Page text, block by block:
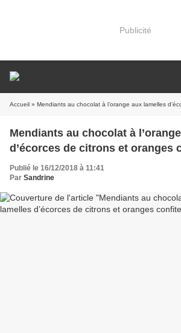
Publicité
Accueil » Mendiants au chocolat à l’orange aux lamelles d’écorces
Mendiants au chocolat à l’orange aux lamelles
d’écorces de citrons et oranges
Publié le 16/12/2018 à 11:41
Par Sandrine